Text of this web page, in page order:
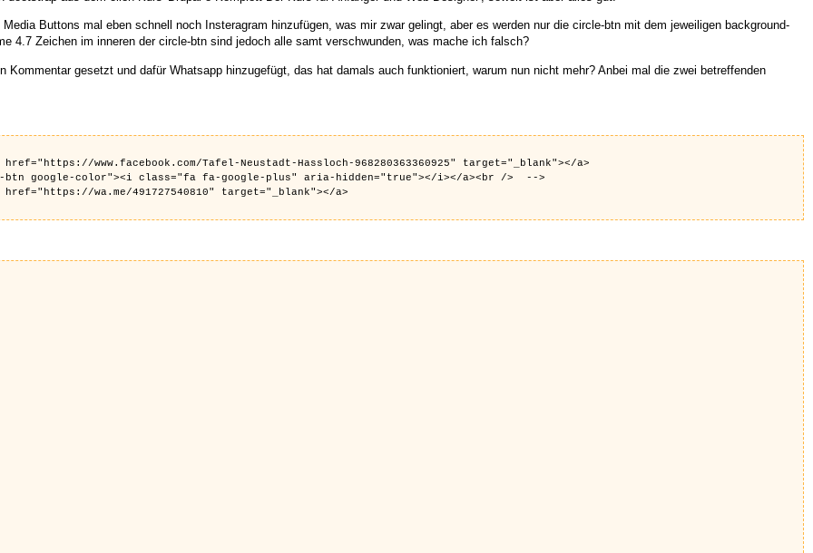
Buttons mal eben schnell noch Insteragram hinzufügen, was mir zwar gelingt, aber es werden nur die circle-btn mit dem jeweiligen background-
4.7 Zeichen im inneren der circle-btn sind jedoch alle samt verschwunden, was mache ich falsch?
Kommentar gesetzt und dafür Whatsapp hinzugefügt, das hat damals auch funktioniert, warum nun nicht mehr? Anbei mal die zwei betreffenden
www.facebook.com/Tafel-Neustadt-Hassloch-968280363360925" target="_blank"></a>
google-color"><i class="fa fa-google-plus" aria-hidden="true"></i></a><br /> -->
wa.me/491727540810" target="_blank"></a>